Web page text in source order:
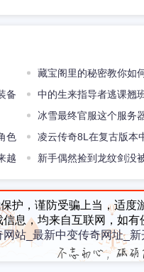
藏宝阁里的秘密教你如
的力量
备
中的生来指导者逃课翘
创另类指挥方法
冰雪最终官服这个服务
仙之路！
色
凌云传奇8L在复古版本
配备比拟是甚么层次
越
新手偶然捡到龙纹剑没
传奇一生
护，谨防受骗上当，适
息，均来自互联网，如
网站_最新中变传奇网址_